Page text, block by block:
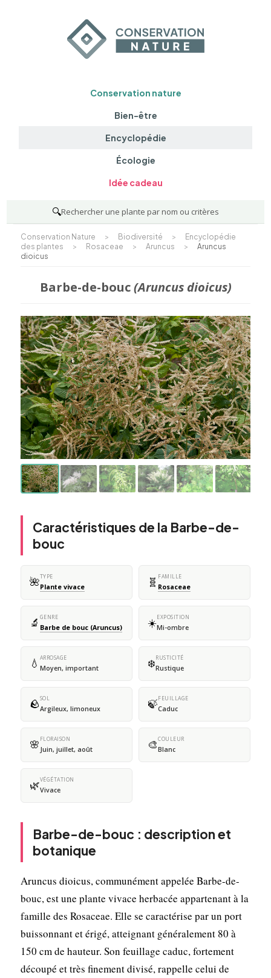
Conservation nature
Bien-être
Encyclopédie
Écologie
Idée cadeau
🔍Rechercher une plante par nom ou critères
Conservation Nature > Biodiversité >
Encyclopédie
des plantes
> Rosaceae > Aruncus >
Aruncus
dioicus
Barbe-de-bouc(Aruncus dioicus)
Caractéristiques de la Barbe-de-
bouc
🌺TYPE
Plante vivace 🧬 FAMILLE
Rosaceae
🔬 GENRE
Barbe de bouc (Aruncus) ☀️EXPOSITION
Mi-ombre
💧 ARROSAGE
Moyen, important ❄️RUSTICITÉ
Rustique
🪨SOL
Argileux, limoneux 🍃FEUILLAGE
Caduc
🌸 FLORAISON
Juin, juillet, août 🎨COULEUR
Blanc
🌿VÉGÉTATION
Vivace
Barbe-de-bouc : description et
botanique
Aruncus dioicus, communément appelée Barbe-de-
bouc, est une plante vivace herbacée appartenant à la
famille des Rosaceae. Elle se caractérise par un port
buissonnant et érigé, atteignant généralement 80 à
150 cm de hauteur. Son feuillage caduc, fortement
découpé et très finement divisé, rappelle celui de